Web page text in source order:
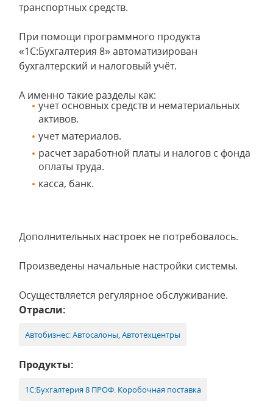
транспортных средств.
При помощи программного продукта
«1С:Бухгалтерия 8» автоматизирован
бухгалтерский и налоговый учёт.
А именно такие разделы как:
учет основных средств и нематериальных
активов.
учет материалов.
расчет заработной платы и налогов с фонда
оплаты труда.
касса, банк.
Дополнительных настроек не потребовалось.
Произведены начальные настройки системы.
Осуществляется регулярное обслуживание.
Отрасли:
Автобизнес: Автосалоны, Автотехцентры
Продукты:
1С:Бухгалтерия 8 ПРОФ. Коробочная поставка